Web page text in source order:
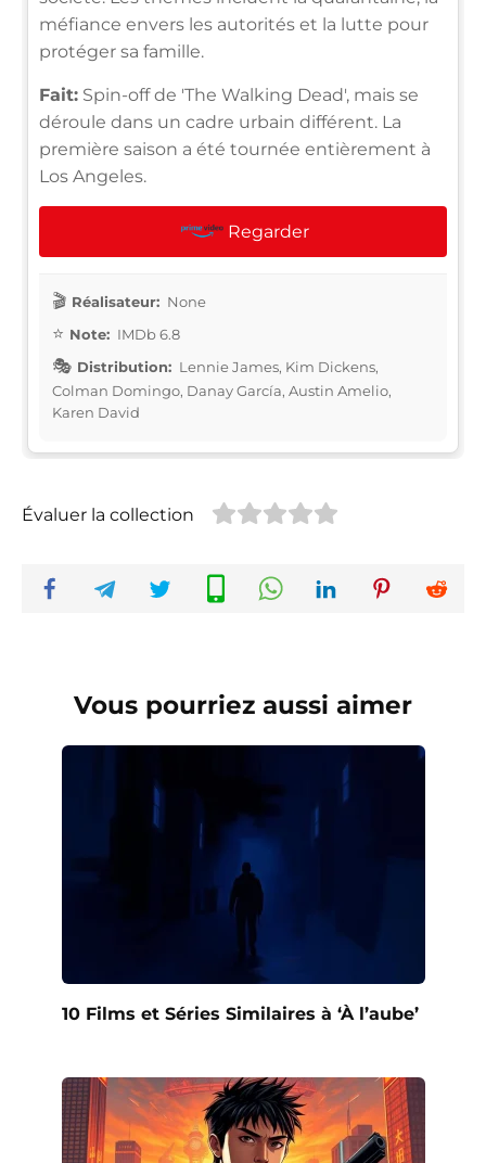
méfiance envers les autorités et la lutte pour
protéger sa famille.
Fait: Spin-off de 'The Walking Dead', mais se
déroule dans un cadre urbain différent. La
première saison a été tournée entièrement à
Los Angeles.
Regarder
Réalisateur: None
Note: IMDb 6.8
Distribution: Lennie James, Kim Dickens,
Colman Domingo, Danay García, Austin Amelio,
Karen David
Évaluer la collection
Vous pourriez aussi aimer
10 Films et Séries Similaires à ‘À l’aube’